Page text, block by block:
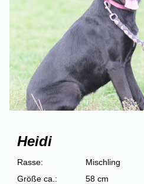
Heidi
Rasse:
Mischling
Größe ca.:
58 cm